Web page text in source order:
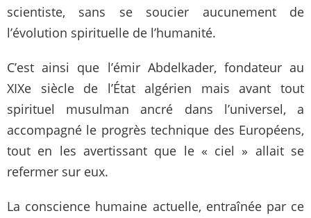
scientiste, sans se soucier aucunement de
l’évolution spirituelle de l’humanité.
C’est ainsi que l’émir Abdelkader, fondateur au
XIXe siècle de l’État algérien mais avant tout
spirituel musulman ancré dans l’universel, a
accompagné le progrès technique des Européens,
tout en les avertissant que le « ciel » allait se
refermer sur eux.
La conscience humaine actuelle, entraînée par ce